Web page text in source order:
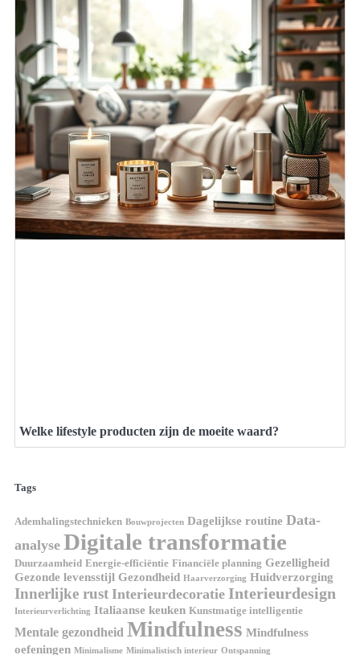
Welke lifestyle producten zijn de moeite waard?
Tags
Ademhalingstechnieken Bouwprojecten Dagelijkse routine Data-
analyse Digitale transformatie
Duurzaamheid Energie-efficiëntie Financiële planning Gezelligheid
Gezonde levensstijl Gezondheid Haarverzorging Huidverzorging
Innerlijke rust Interieurdecoratie Interieurdesign
Interieurverlichting Italiaanse keuken Kunstmatige intelligentie
Mentale gezondheid Mindfulness Mindfulness
oefeningen Minimalisme Minimalistisch interieur Ontspanning